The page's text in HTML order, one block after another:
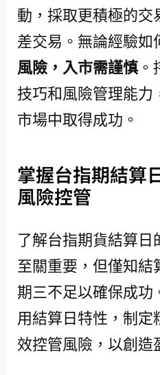
動，採取更積極的交
差交易。無論經驗如
風險，入市需謹慎。
技巧和風險管理能力
市場中取得成功。
掌握台指期結算
風險控管
了解台指期貨結算
至關重要，但僅知結
期三不足以確保成功
用結算日特性，制
效控管風險，以創造